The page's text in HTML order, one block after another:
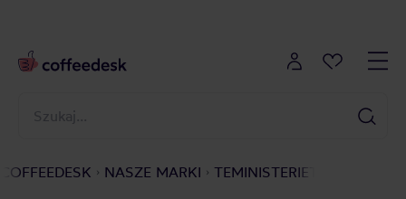
COFFEEDESK NASZE MARKI TEMINISTERIET